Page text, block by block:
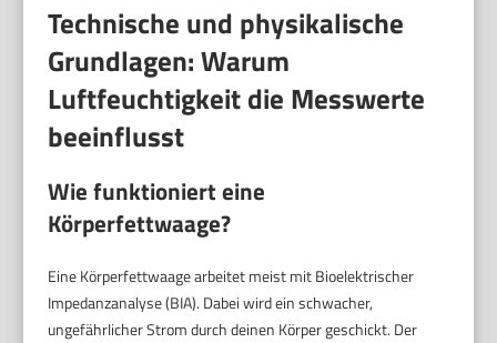
Technische und physikalische
Grundlagen: Warum
Luftfeuchtigkeit die Messwerte
beeinflusst
Wie funktioniert eine
Körperfettwaage?
Eine Körperfettwaage arbeitet meist mit Bioelektrischer
Impedanzanalyse (BIA). Dabei wird ein schwacher,
ungefährlicher Strom durch deinen Körper geschickt. Der